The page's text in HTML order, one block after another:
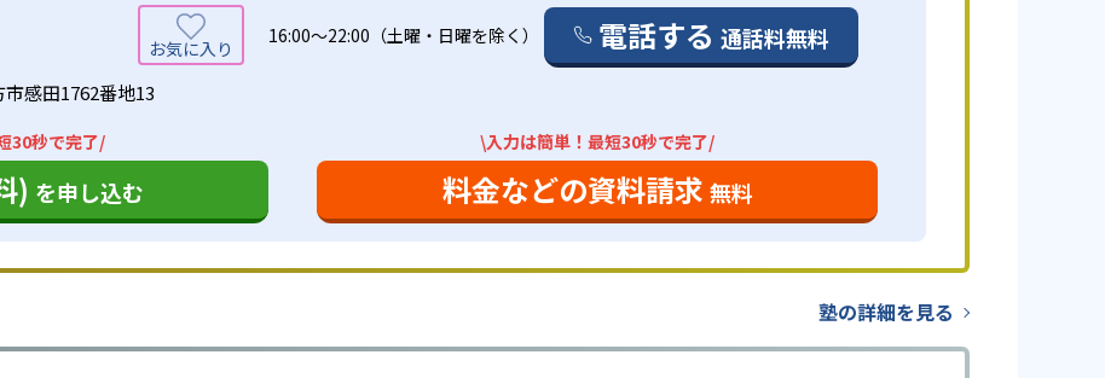
16:00〜22:00（土曜・日曜を除く） 電話する 通話料無料
感田1762番地13
30秒で完了/
) を申し込む
\入力は簡単！最短30秒で完了/
料金などの資料請求 無料
塾の詳細を見る